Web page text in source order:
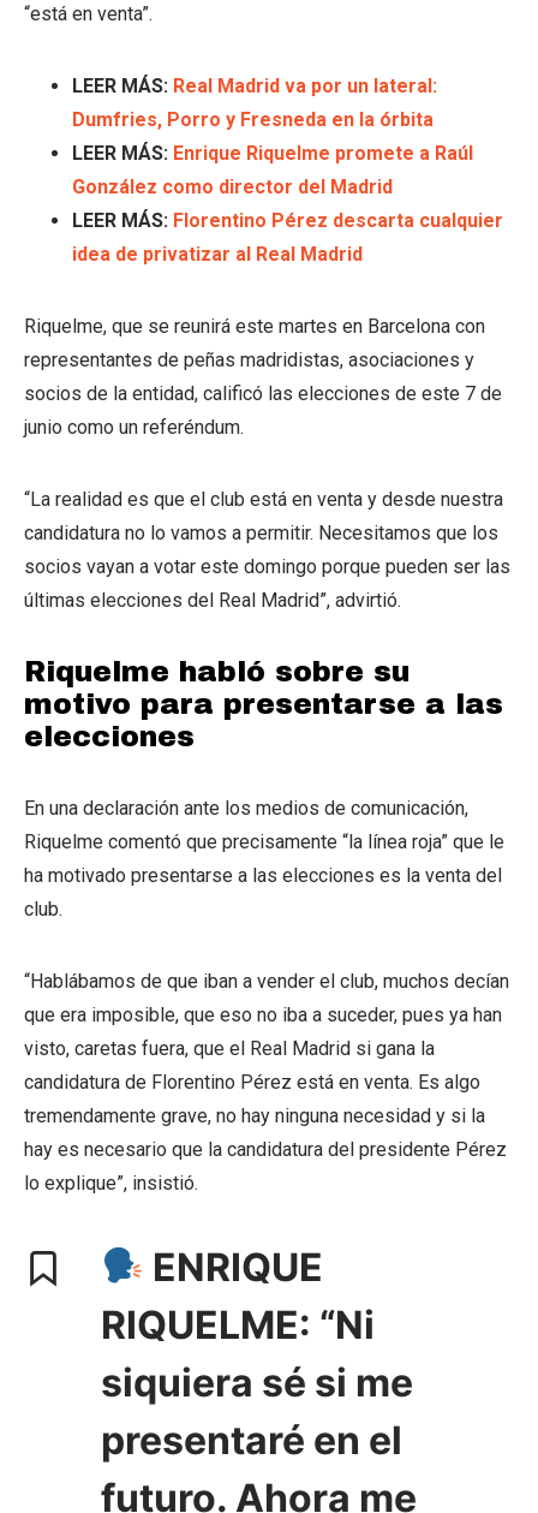
“está en venta”.
LEER MÁS: Real Madrid va por un lateral:
Dumfries, Porro y Fresneda en la órbita
LEER MÁS: Enrique Riquelme promete a Raúl
González como director del Madrid
LEER MÁS: Florentino Pérez descarta cualquier
idea de privatizar al Real Madrid
Riquelme, que se reunirá este martes en Barcelona con
representantes de peñas madridistas, asociaciones y
socios de la entidad, calificó las elecciones de este 7 de
junio como un referéndum.
“La realidad es que el club está en venta y desde nuestra
candidatura no lo vamos a permitir. Necesitamos que los
socios vayan a votar este domingo porque pueden ser las
últimas elecciones del Real Madrid”, advirtió.
Riquelme habló sobre su
motivo para presentarse a las
elecciones
En una declaración ante los medios de comunicación,
Riquelme comentó que precisamente “la línea roja” que le
ha motivado presentarse a las elecciones es la venta del
club.
“Hablábamos de que iban a vender el club, muchos decían
que era imposible, que eso no iba a suceder, pues ya han
visto, caretas fuera, que el Real Madrid si gana la
candidatura de Florentino Pérez está en venta. Es algo
tremendamente grave, no hay ninguna necesidad y si la
hay es necesario que la candidatura del presidente Pérez
lo explique”, insistió.
ENRIQUE
RIQUELME: “Ni
siquiera sé si me
presentaré en el
futuro. Ahora me